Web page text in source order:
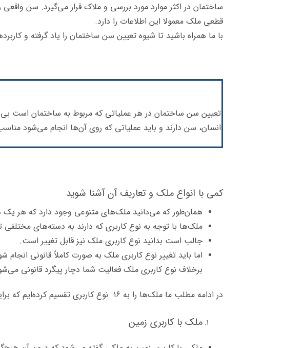
ساختمان در اکثر موارد مورد بررسی و ملاک قرار می‌گیرد. سن
قطعی ملک معمولا این اطلاعات را دارد.
با ما همراه باشید تا شیوه تعیین سن ساختمان را یاد گرفته و
تعیین سن ساختمان در هر عملیاتی که مربوط به ساختمان است بی
انسان، سن دارند و باید عملیاتی که روی آن‌ها انجام می‌شود
کمی با انواع ملک و تعاریف آن آشنا شوید
همان‌طور که می‌دانید ملک‌های متنوعی وجود دارد که هر یک
ملک‌ها با توجه به نوع کاربری که دارند به دسته‌های
جالب است بدانید نوع کاربری ملک نیز قابل تغییر است.
اما باید تغییر نوع کاربری ملک به صورت کاملاً قانونی
برخلاف نوع کاربری ملک فعالیت شما دچار پیگرد قانونی
در ادامه مطلب ما ملک‌ها را به ۱۶ نوع کاربری تقسیم کرده‌ایم که برایتان شرح می‌دهیم:
ملک با کاربری زمین